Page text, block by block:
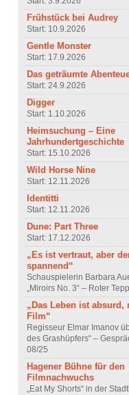
Frühstück bei Audrey
Start: 10.9.2026
Gentle Monster
Start: 17.9.2026
Das geträumte
Start: 24.9.2026
Digger
Start: 1.10.2026
Heimsuchung – Eine
Jahrhundertgeschichte
Start: 15.10.2026
Wild Horse Nine
Start: 12.11.2026
Identitti
Start: 12.11.2026
Dune: Part Three
Start: 17.12.2026
„Es ist vertraut, aber
spannend“
Schauspielerin Barbara
„Miroirs No. 3“ – Roter
„Das Leben ist absurd,
Film“
Regisseur Elmar Imanov
des Grashüpfers“ –
08/25
Hagener Bühne für den
Filmnachwuchs
„Eat My Shorts“ in der